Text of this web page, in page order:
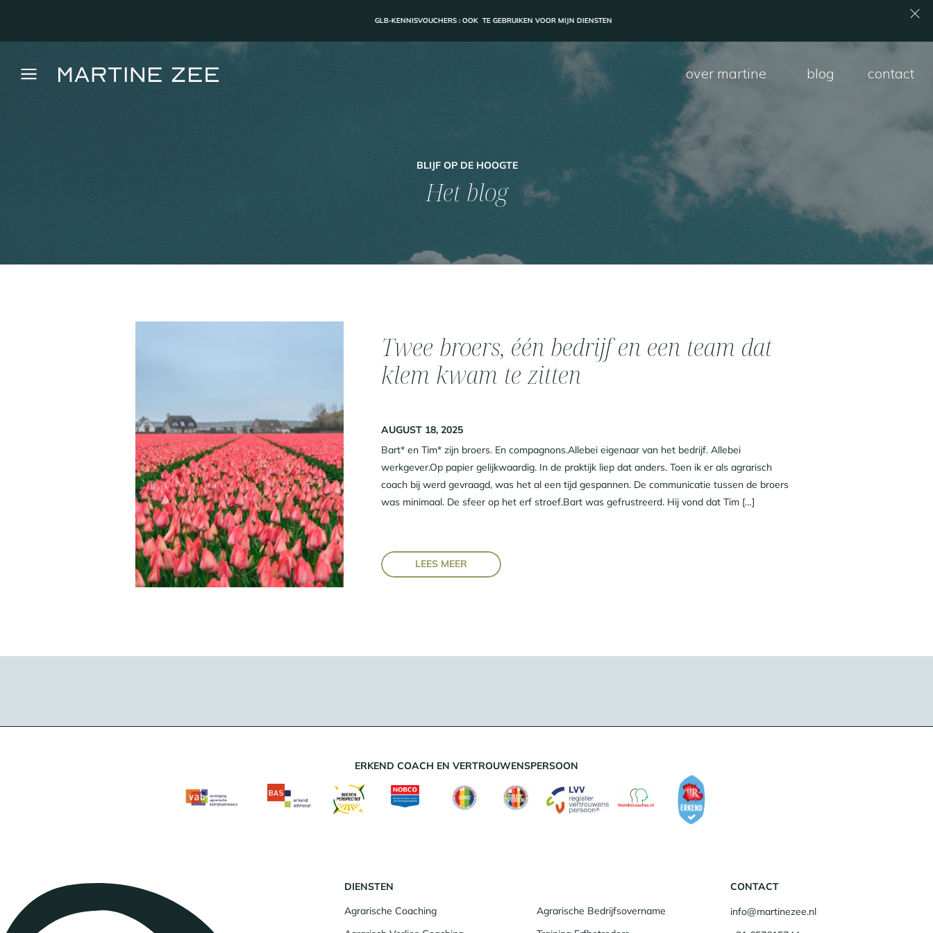
GLB-KENNISVOUCHERS : OOK TE GEBRUIKEN VOOR MIJN DIENSTEN
contact
blog
over martine
BLIJF OP DE HOOGTE
Het blog
LEES MEER
Bart* en Tim* zijn broers. En compagnons.Allebei eigenaar van het bedrijf. Allebei
werkgever.Op papier gelijkwaardig. In de praktijk liep dat anders. Toen ik er als agrarisch
coach bij werd gevraagd, was het al een tijd gespannen. De communicatie tussen de broers
was minimaal. De sfeer op het erf stroef.Bart was gefrustreerd. Hij vond dat Tim […]
AUGUST 18, 2025
Twee broers, één bedrijf en een team dat
klem kwam te zitten
ERKEND COACH EN VERTROUWENSPERSOON
DIENSTEN
Agrarische Coaching
CONTACT
info@martinezee.nl
Agrarische Bedrijfsovername